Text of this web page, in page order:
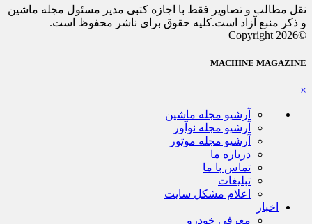
نقل مطالب و تصاویر فقط با اجازه کتبی مدیر مسئول مجله ماشین
و ذکر منبع آزاد است.کلیه حقوق برای ناشر محفوظ است.
©Copyright 2026
MACHINE MAGAZINE
×
آرشیو مجله ماشین
آرشیو مجله نوآور
آرشیو مجله موتور
درباره ما
تماس با ما
تبلیغات
اعلام مشکل سایت
اخبار
معرفی خودرو